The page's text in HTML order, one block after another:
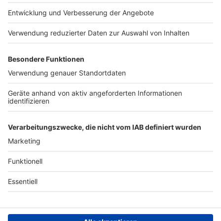
euch hochwertige und
https://www.7days.de/nota
ufnahme WERBUNG Hier
Werbepartnern und
„NotAufnahme“:
https://linktr.ee/notaufnah
Schickt gerne eine E-Mail
gerne eine E-Mail an: hallo@podever.de
Presse
Werben
Archiv
ANTENNE BAYERN GROUP
Stiftung ANTENNE BAYERN
hilft
Teilnahmebedingungen
Grounding Page ANTENNE
BAYERN
Verkehrs-Hotline
Datenschutz­erklärung
einstellungen